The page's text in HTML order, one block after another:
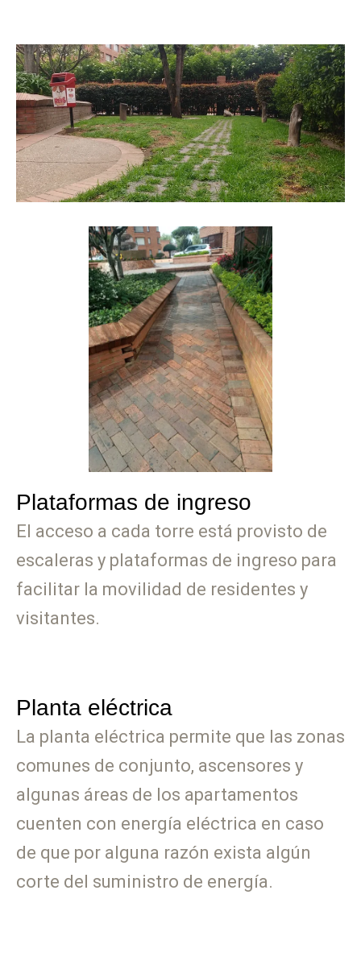
Plataformas de ingreso
El acceso a cada torre está provisto de
escaleras y plataformas de ingreso para
facilitar la movilidad de residentes y
visitantes.​
Planta eléctrica
La planta eléctrica permite que las zonas
comunes de conjunto, ascensores y
algunas áreas de los apartamentos
cuenten con energía eléctrica en caso
de que por alguna razón exista algún
corte del suministro de energía.